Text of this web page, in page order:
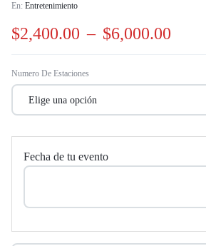
En: Entretenimiento
$2,400.00 – $6,000.00
Numero De Estaciones
Fecha de tu evento